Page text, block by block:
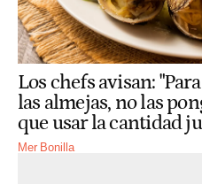
Los chefs avisan:
las almejas, no las
que usar la cantidad
Mer Bonilla